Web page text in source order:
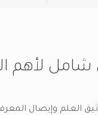
شامل لأهم
العلم وإيصال